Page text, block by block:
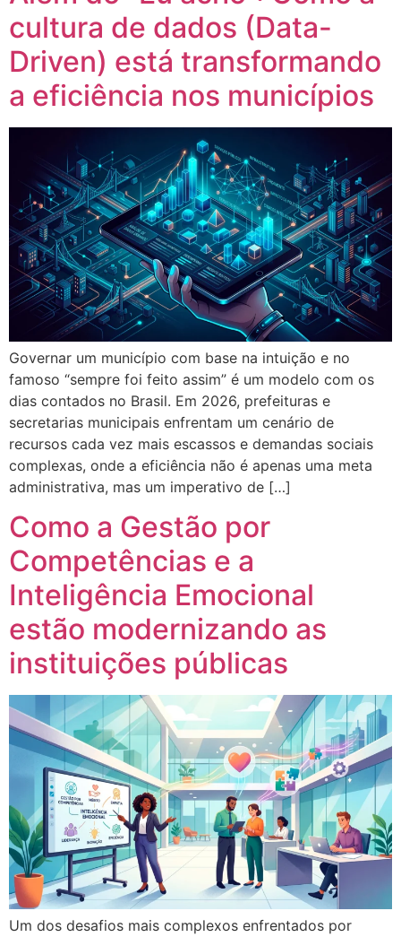
cultura de dados (Data-
Driven) está transformando
a eficiência nos municípios
Governar um município com base na intuição e no
famoso “sempre foi feito assim” é um modelo com os
dias contados no Brasil. Em 2026, prefeituras e
secretarias municipais enfrentam um cenário de
recursos cada vez mais escassos e demandas sociais
complexas, onde a eficiência não é apenas uma meta
administrativa, mas um imperativo de […]
Como a Gestão por
Competências e a
Inteligência Emocional
estão modernizando as
instituições públicas
Um dos desafios mais complexos enfrentados por